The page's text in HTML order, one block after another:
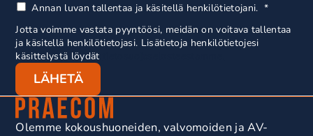
Annan luvan tallentaa ja käsitellä henkilötietojani. *
Jotta voimme vastata pyyntöösi, meidän on voitava tallentaa
ja käsitellä henkilötietojasi. Lisätietoja henkilötietojesi
käsittelystä löydät
Olemme kokoushuoneiden, valvomoiden ja AV-